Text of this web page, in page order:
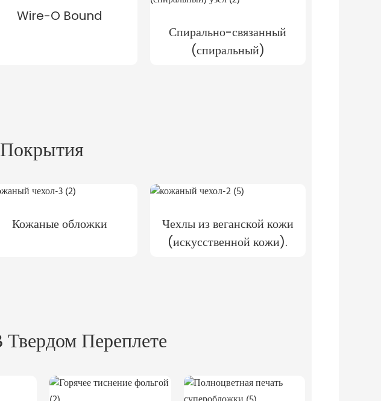
Wire-O Bound
Спирально-связанный
(спиральный)
Кожаные обложки
Чехлы из веганской кожи
(искусственной кожи).
Переплете